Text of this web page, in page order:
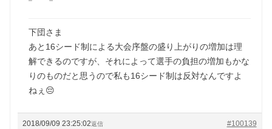
下団さま
あと16シード制による大会序盤の盛り上がりの増加は理
解できるのですが、それによって選手の負担の増加もかな
りのものだと思うので私も16シード制は反対なんですよ
ねぇ😔
2018/09/09 23:25:02 #100139
返信